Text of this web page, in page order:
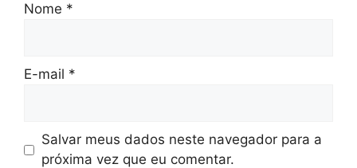
Nome *
E-mail *
Salvar meus dados neste navegador para a
próxima vez que eu comentar.